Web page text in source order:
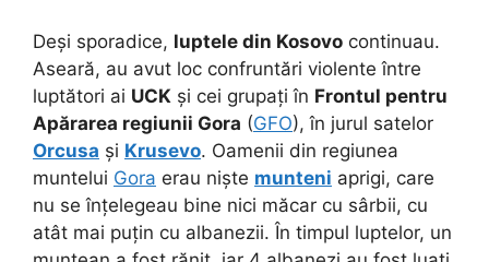
Deși sporadice, luptele din Kosovo continuau.
Aseară, au avut loc confruntări violente între
luptători ai UCK și cei grupați în Frontul pentru
Apărarea regiunii Gora (GFO), în jurul satelor
Orcusa și Krusevo. Oamenii din regiunea
muntelui Gora erau niște munteni aprigi, care
nu se înțelegeau bine nici măcar cu sârbii, cu
atât mai puțin cu albanezii. În timpul luptelor, un